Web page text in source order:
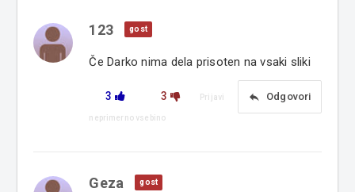
123 gost
Če Darko nima dela prisoten na vsaki sliki
3 3 reply Odgovori
Prijavi
neprimerno vsebino
Geza gost